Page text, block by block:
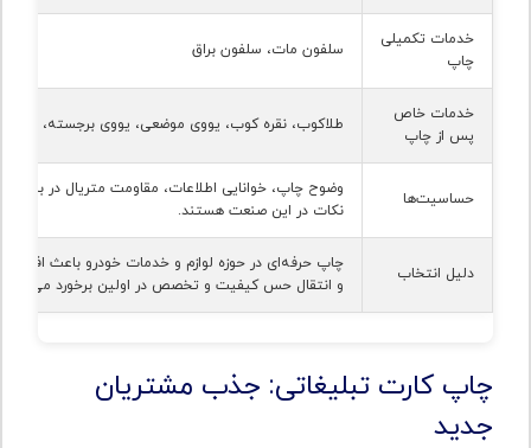
خدمات تکمیلی
چاپ
سلفون مات، سلفون براق
خدمات خاص
پس از چاپ
طلاکوب، نقره کوب، یووی موضعی، یووی برجسته، هات
حساسیت‌ها
وضوح چاپ، خوانایی اطلاعات، مقاومت متریال در برابر
نکات در این صنعت هستند.
دلیل انتخاب
چاپ حرفه‌ای در حوزه لوازم و خدمات خودرو باعث افزایش
و انتقال حس کیفیت و تخصص در اولین برخورد می‌شود.
چاپ کارت تبلیغاتی: جذب مشتریان
جدید